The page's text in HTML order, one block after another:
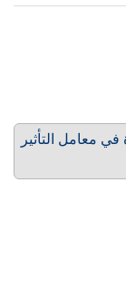
في معامل التأثير